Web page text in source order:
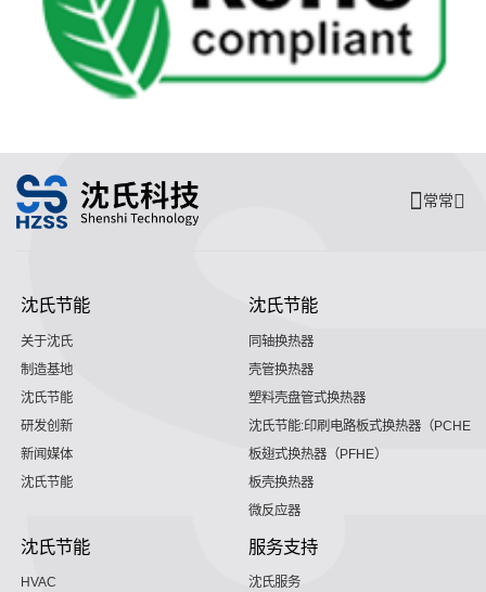
常常
沈氏节能
关于沈氏
制造基地
沈氏节能
研发创新
新闻媒体
沈氏节能
沈氏节能
同轴换热器
壳管换热器
塑料壳盘管式换热器
沈氏节能:印刷电路板式换热器（PCHE）
板翅式换热器（PFHE）
板壳换热器
微反应器
沈氏节能
HVAC
服务支持
沈氏服务